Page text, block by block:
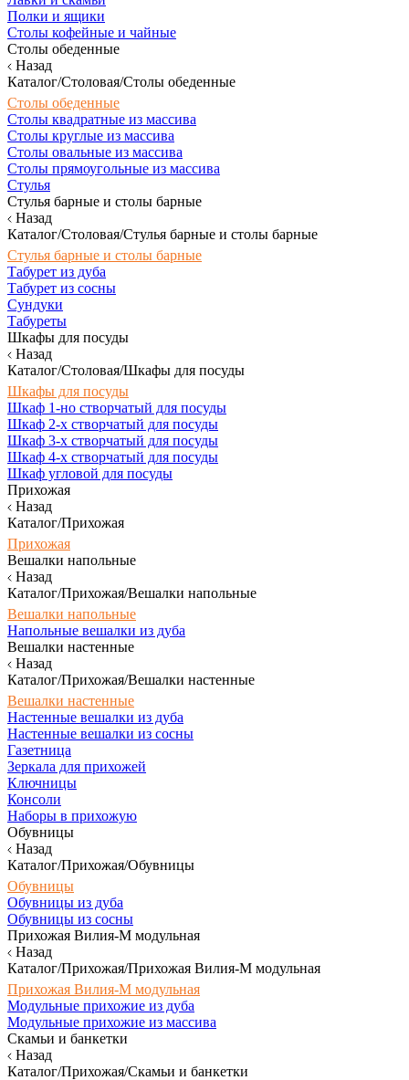
Полки и ящики
Столы кофейные и чайные
Столы обеденные
Назад
Каталог/Столовая/Столы обеденные
Столы обеденные
Столы квадратные из массива
Столы круглые из массива
Столы овальные из массива
Столы прямоугольные из массива
Стулья
Стулья барные и столы барные
Назад
Каталог/Столовая/Стулья барные и столы барные
Стулья барные и столы барные
Табурет из дуба
Табурет из сосны
Сундуки
Табуреты
Шкафы для посуды
Назад
Каталог/Столовая/Шкафы для посуды
Шкафы для посуды
Шкаф 1-но створчатый для посуды
Шкаф 2-х створчатый для посуды
Шкаф 3-х створчатый для посуды
Шкаф 4-х створчатый для посуды
Шкаф угловой для посуды
Прихожая
Назад
Каталог/Прихожая
Прихожая
Вешалки напольные
Назад
Каталог/Прихожая/Вешалки напольные
Вешалки напольные
Напольные вешалки из дуба
Вешалки настенные
Назад
Каталог/Прихожая/Вешалки настенные
Вешалки настенные
Настенные вешалки из дуба
Настенные вешалки из сосны
Газетница
Зеркала для прихожей
Ключницы
Консоли
Наборы в прихожую
Обувницы
Назад
Каталог/Прихожая/Обувницы
Обувницы
Обувницы из дуба
Обувницы из сосны
Прихожая Вилия-М модульная
Назад
Каталог/Прихожая/Прихожая Вилия-М модульная
Прихожая Вилия-М модульная
Модульные прихожие из дуба
Модульные прихожие из массива
Скамьи и банкетки
Назад
Каталог/Прихожая/Скамьи и банкетки